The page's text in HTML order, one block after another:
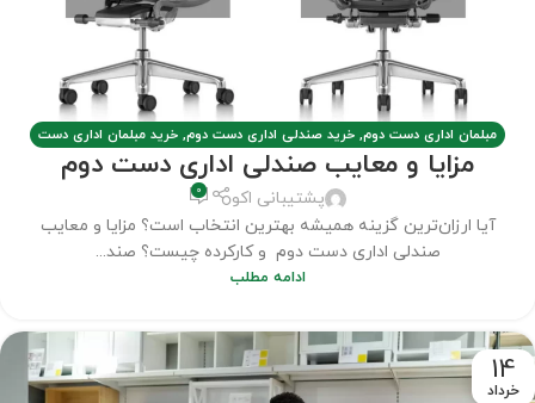
مبلمان اداری دست دوم, خرید صندلی اداری دست دوم, خرید مبلمان اداری دست
دوم, فروش مبلمان اداری کارکرده,مطالب
مزایا و معایب صندلی اداری دست دوم
پشتیبانی اکو 0
آیا ارزان‌ترین گزینه همیشه بهترین انتخاب است؟ مزایا و معایب
صندلی اداری دست دوم و کارکرده چیست؟ صند...
ادامه مطلب
14
خرداد